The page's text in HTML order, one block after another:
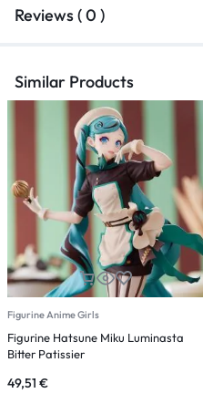
Reviews ( 0 )
Similar Products
Figurine Anime Girls
Figurine Hatsune Miku Luminasta
Bitter Patissier
49,51 €